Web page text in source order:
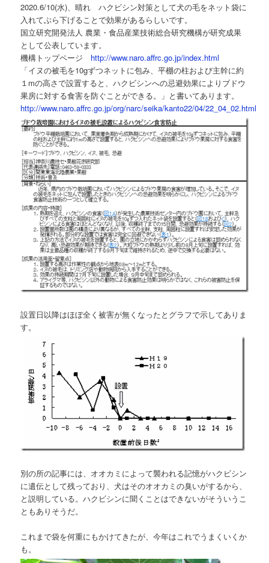
2020.6/10(水)、晴れ ハクビシン対策として犬の毛をネット袋に
入れてぶら下げることで効果があるらしいです。
国立研究開発法人 農業・食品産業技術総合研究機構が研究成果
として公表しています。
機構トップページ http://www.naro.affrc.go.jp/index.html
「イヌの被毛を10gずつネットに包み、平棚の柱および主幹に約
１mの高さで設置すると、ハクビシンへの忌避効果によりブドウ
果房に対する食害を防ぐことができる。」と書いてあります。
http://www.naro.affrc.go.jp/org/narc/seika/kanto22/04/22_04_02.html
設置日以降はほぼ全く被害が無くなったとグラフで示してありま
す。
別の所の記事には、オオカミによって襲われる記憶がハクビシン
に遺伝として残っており、犬はそのオオカミの臭いがするから、
と説明している。ハクビシンに聞くことはできないがそういうこ
ともありそうだ。
これまで袋を何重にもかけてきたが、今年はこれでうまくいくか
も。